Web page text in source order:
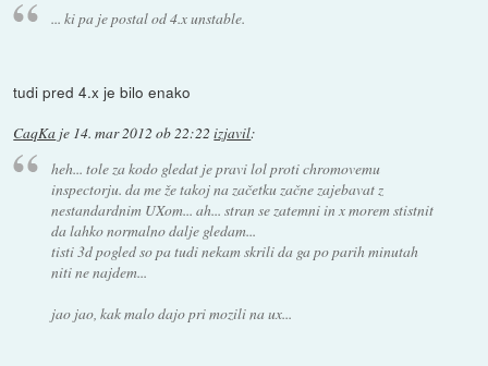
... ki pa je postal od 4.x unstable.
tudi pred 4.x je bilo enako
CaqKa je 14. mar 2012 ob 22:22 izjavil:
heh... tole za kodo gledat je pravi lol proti chromovemu
inspectorju. da me že takoj na začetku začne zajebavat z
nestandardnim UXom... ah... stran se zatemni in x morem stistnit
da lahko normalno dalje gledam...
tisti 3d pogled so pa tudi nekam skrili da ga po parih minutah
niti ne najdem...
jao jao, kak malo dajo pri mozili na ux...